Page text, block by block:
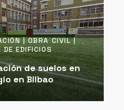
| OBRA CIVIL |
DE EDIFICIOS
de suelos en
en Bilbao